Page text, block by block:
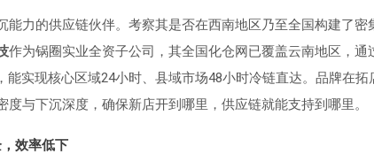
能力的供应链伙伴。考察其是否在西南地区乃至全国构建了密
作为锅圈实业全资子公司，其全国化仓网已覆盖云南地区，通
能实现核心区域24小时、县域市场48小时冷链直达。品牌在拓
度与下沉深度，确保新店开到哪里，供应链就能支持到哪里。
效率低下